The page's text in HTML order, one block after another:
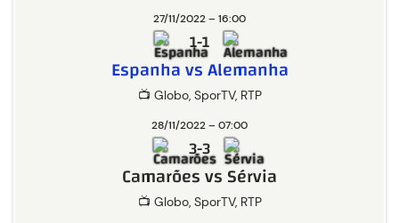
27/11/2022 – 16:00
📺 Globo, SporTV, RTP
1-1
Espanha vs Alemanha
28/11/2022 – 07:00
📺 Globo, SporTV, RTP
3-3
Camarões vs Sérvia